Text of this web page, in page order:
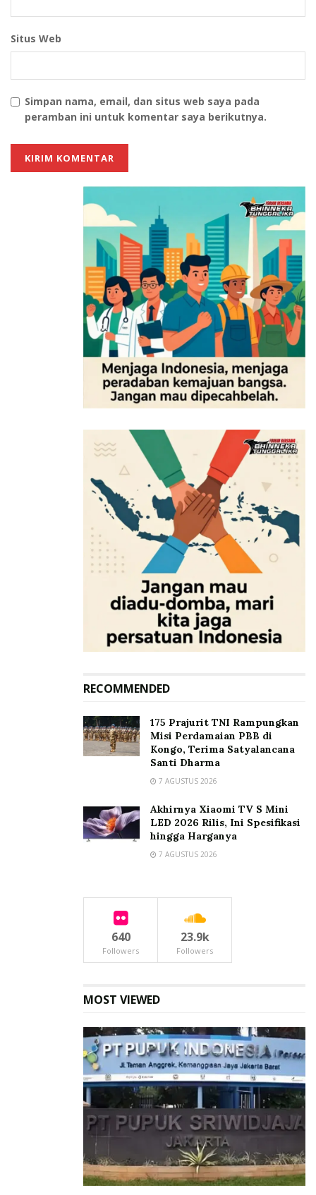
Situs Web
Simpan nama, email, dan situs web saya pada
peramban ini untuk komentar saya berikutnya.
RECOMMENDED
175 Prajurit TNI Rampungkan
Misi Perdamaian PBB di
Kongo, Terima Satyalancana
Santi Dharma
7 AGUSTUS 2026
Akhirnya Xiaomi TV S Mini
LED 2026 Rilis, Ini Spesifikasi
hingga Harganya
7 AGUSTUS 2026
640
Followers
23.9k
Followers
MOST VIEWED